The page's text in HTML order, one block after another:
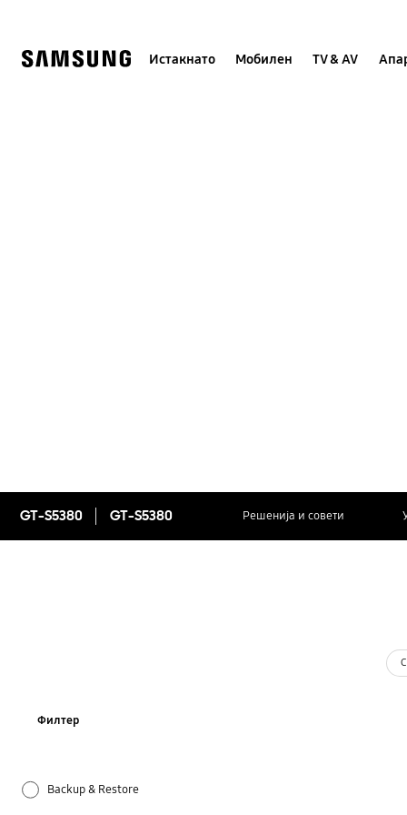
Истакнато Мобилен TV & AV
GT-S5380 GT-S5380 Решенија и совети
Филтер
Backup & Restore